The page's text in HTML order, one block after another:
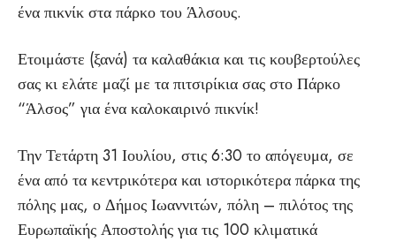
ένα πικνίκ στα πάρκο του Άλσους.
Ετοιμάστε (ξανά) τα καλαθάκια και τις κουβερτούλες
σας κι ελάτε μαζί με τα πιτσιρίκια σας στο Πάρκο
“Άλσος” για ένα καλοκαιρινό πικνίκ!
Την Τετάρτη 31 Ιουλίου, στις 6:30 το απόγευμα, σε
ένα από τα κεντρικότερα και ιστορικότερα πάρκα της
πόλης μας, ο Δήμος Ιωαννιτών, πόλη – πιλότος της
Ευρωπαϊκής Αποστολής για τις 100 κλιματικά